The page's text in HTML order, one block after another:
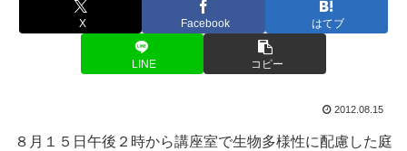
X Facebook はてブ
LINE コピー
2012.08.15
８月１５日午後２時から講座室で生物多様性に配慮した庭